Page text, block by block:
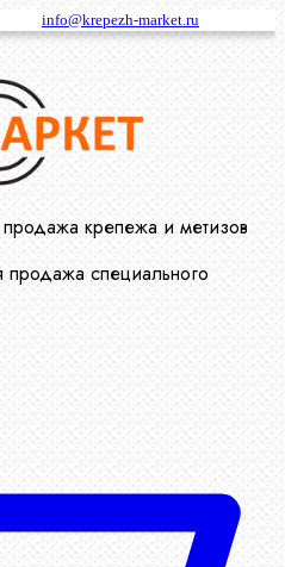
info@krepezh-market.ru
крепежа и метизов
продажа специального